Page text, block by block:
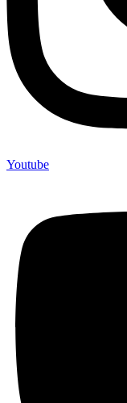
Youtube